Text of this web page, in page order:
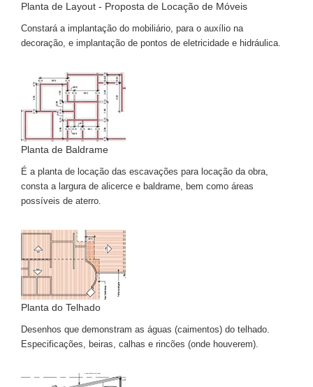
Planta de Layout - Proposta de Locação de Móveis
Constará a implantação do mobiliário, para o auxílio na
decoração, e implantação de pontos de eletricidade e hidráulica.
Planta de Baldrame
É a planta de locação das escavações para locação da obra,
consta a largura de alicerce e baldrame, bem como áreas
possíveis de aterro.
Planta do Telhado
Desenhos que demonstram as águas (caimentos) do telhado.
Especificações, beiras, calhas e rincões (onde houverem).